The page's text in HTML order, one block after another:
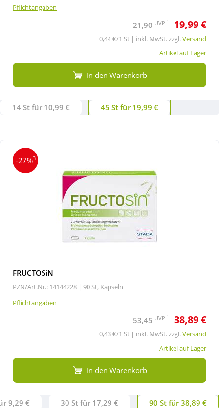
Pflichtangaben
21,90 UVP 1 19,99 €
0,44 €/1 St | inkl. MwSt. zzgl.Versand
Artikel auf Lager
In den Warenkorb
14 St für 10,99 € 45 St für 19,99 €
-27%3
FRUCTOSiN
PZN/Art.Nr.: 14144228 | 90 St, Kapseln
Pflichtangaben
53,45 UVP 1 38,89 €
0,43 €/1 St | inkl. MwSt. zzgl.Versand
Artikel auf Lager
In den Warenkorb
9,29 € 30 St für 17,29 € 90 St für 38,89 €